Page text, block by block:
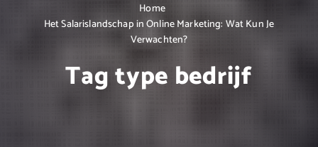
Home
Het Salarislandschap in Online Marketing: Wat Kun Je
Verwachten?
Tag type bedrijf